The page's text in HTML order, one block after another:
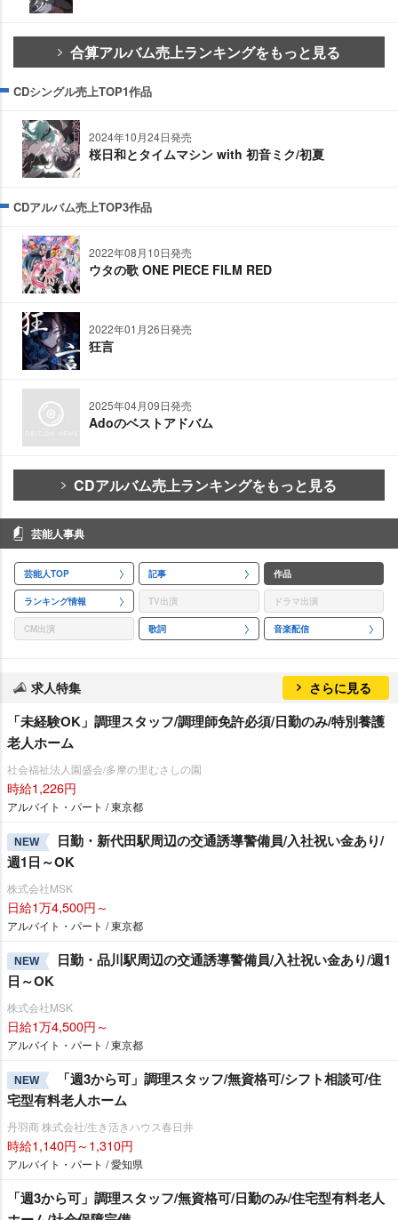
合算アルバム売上ランキングをもっと見る
CDシングル売上TOP1作品
2024年10月24日発売
桜日和とタイムマシン with 初音ミク/初夏
CDアルバム売上TOP3作品
2022年08月10日発売
ウタの歌 ONE PIECE FILM RED
2022年01月26日発売
狂言
2025年04月09日発売
Adoのベストアドバム
CDアルバム売上ランキングをもっと見る
芸能人事典
芸能人TOP 記事 作品
ランキング情報 TV出演 ドラマ出演
CM出演 歌詞 音楽配信
求人特集 さらに見る
「未経験OK」調理スタッフ/調理師免許必須/日勤のみ/特別養護
老人ホーム
社会福祉法人園盛会/多摩の里むさしの園
時給1,226円
アルバイト・パート / 東京都
NEW
日勤・新代田駅周辺の交通誘導警備員/入社祝い金あり/
週1日～OK
株式会社MSK
日給1万4,500円～
アルバイト・パート / 東京都
NEW
日勤・品川駅周辺の交通誘導警備員/入社祝い金あり/週1
日～OK
株式会社MSK
日給1万4,500円～
アルバイト・パート / 東京都
NEW
「週3から可」調理スタッフ/無資格可/シフト相談可/住
宅型有料老人ホーム
丹羽商 株式会社/生き活きハウス春日井
時給1,140円～1,310円
アルバイト・パート / 愛知県
「週3から可」調理スタッフ/無資格可/日勤のみ/住宅型有料老人